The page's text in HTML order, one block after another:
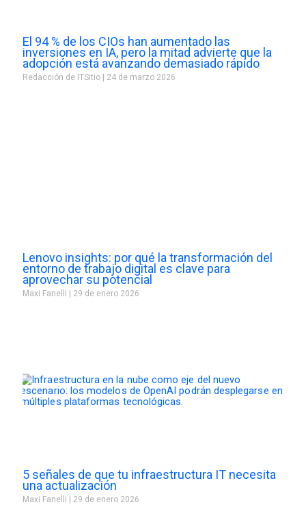
El 94 % de los CIOs han aumentado las
inversiones en IA, pero la mitad advierte que la
adopción está avanzando demasiado rápido
Redacción de ITSitio 24 de marzo 2026
Lenovo insights: por qué la transformación del
entorno de trabajo digital es clave para
aprovechar su potencial
Maxi Fanelli 29 de enero 2026
5 señales de que tu infraestructura IT necesita
una actualización
Maxi Fanelli 29 de enero 2026